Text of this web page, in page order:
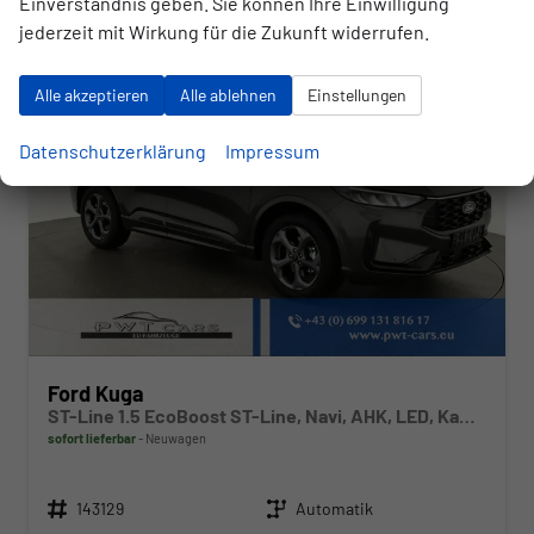
Ford Kuga
ST-Line 1.5 EcoBoost ST-Line, Navi, AHK, LED, Kamera, Winter, FS beheizbar, 5 J.-Garantie
sofort lieferbar Neuwagen
Fahrzeugnr. 143129 Getriebe Automatik
jederzeit mit Wirkung für die Zukunft widerrufen.
Alle akzeptieren Alle ablehnen Einstellungen
Datenschutzerklärung Impressum